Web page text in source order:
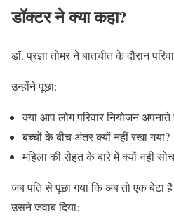
डॉक्टर ने क्या कहा?
डॉ. प्रज्ञा तोमर ने बातचीत के दौरान
उन्होंने पूछा:
क्या आप लोग परिवार नियोजन अपनाते
बच्चों के बीच अंतर क्यों नहीं रखा गया?
महिला की सेहत के बारे में क्यों नहीं
जब पति से पूछा गया कि अब तो एक बेटा
उसने जवाब दिया: